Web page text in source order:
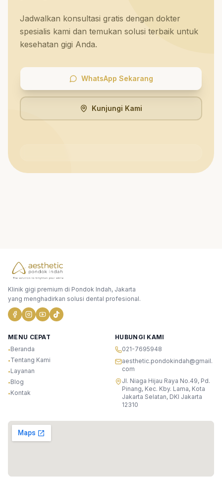
Jadwalkan konsultasi gratis dengan dokter
spesialis kami dan temukan solusi terbaik untuk
kesehatan gigi Anda.
WhatsApp Sekarang
Kunjungi Kami
Klinik gigi premium di Pondok Indah, Jakarta
yang menghadirkan solusi dental profesional.
MENU CEPAT
•Beranda
•Tentang Kami
•Layanan
•Blog
•Kontak
HUBUNGI KAMI
021-7695948
aesthetic.pondokindah@gmail.
com
Jl. Niaga Hijau Raya No.49, Pd.
Pinang, Kec. Kby. Lama, Kota
Jakarta Selatan, DKI Jakarta
12310